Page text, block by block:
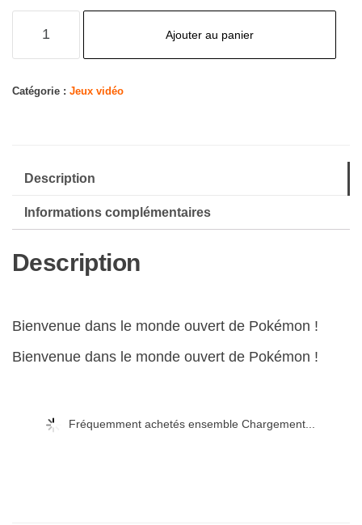
Duo
Pokémon
Ajouter au panier
Catégorie : Jeux vidéo
Description
Informations complémentaires
Description
Bienvenue dans le monde ouvert de Pokémon !
Bienvenue dans le monde ouvert de Pokémon !
Fréquemment achetés ensemble Chargement...